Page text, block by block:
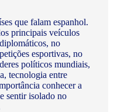
que falam espanhol.
principais veículos
no
esportivas, no
políticos mundiais,
tecnologia entre
conhecer a
sentir isolado no